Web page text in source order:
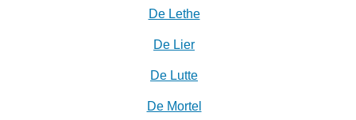
De Lethe
De Lier
De Lutte
De Mortel